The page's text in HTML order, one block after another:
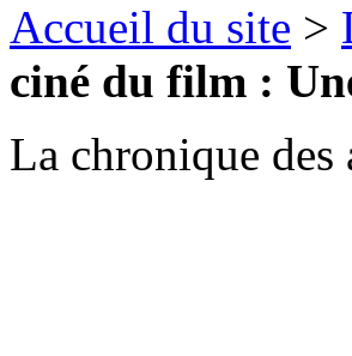
Accueil du site >
ciné du film :
La chronique